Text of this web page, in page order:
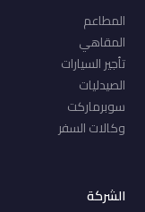
المطاعم
المقاهي
تأجير السيارات
الصيدليات
سوبرماركت
وكالات السفر
الشركة